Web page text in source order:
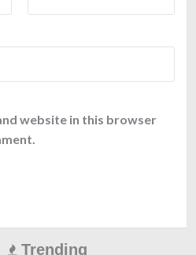
website in this browser
Trending